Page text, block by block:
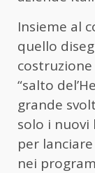
Insieme al
quello
“salto
grande
solo i nuovi
per
nei